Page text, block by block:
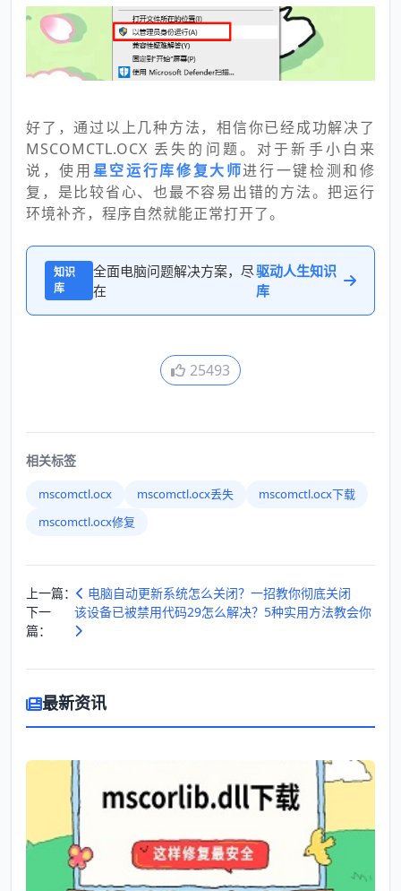
好了，通过以上几种方法，相信你已经成功解决了
MSCOMCTL.OCX 丢失的问题。对于新手小白来
说，使用星空运行库修复大师进行一键检测和修
复，是比较省心、也最不容易出错的方法。把运行
环境补齐，程序自然就能正常打开了。
知识
库
全面电脑问题解决方案，尽
在
驱动人生知识
库
25493
相关标签
mscomctl.ocx mscomctl.ocx丢失
mscomctl.ocx下载
mscomctl.ocx修复
上一篇：
电脑自动更新系统怎么关闭？一招教你彻底关闭
下一
篇：
该设备已被禁用代码29怎么解决？5种实用方法教会你
最新资讯